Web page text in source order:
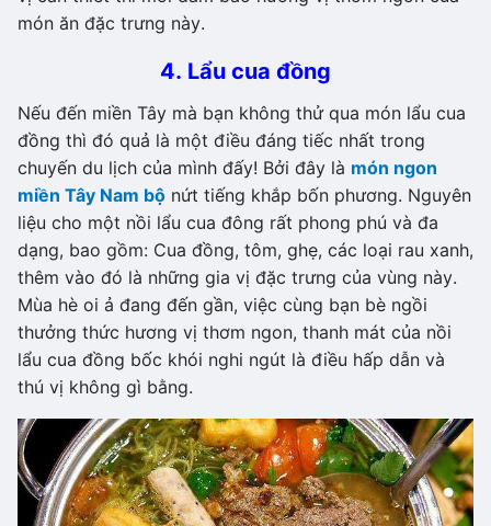
món ăn đặc trưng này.
4. Lẩu cua đồng
Nếu đến miền Tây mà bạn không thử qua món lẩu cua
đồng thì đó quả là một điều đáng tiếc nhất trong
chuyến du lịch của mình đấy! Bởi đây là món ngon
miền Tây Nam bộ nứt tiếng khắp bốn phương. Nguyên
liệu cho một nồi lẩu cua đông rất phong phú và đa
dạng, bao gồm: Cua đồng, tôm, ghẹ, các loại rau xanh,
thêm vào đó là những gia vị đặc trưng của vùng này.
Mùa hè oi ả đang đến gần, việc cùng bạn bè ngồi
thưởng thức hương vị thơm ngon, thanh mát của nồi
lẩu cua đồng bốc khói nghi ngút là điều hấp dẫn và
thú vị không gì bằng.